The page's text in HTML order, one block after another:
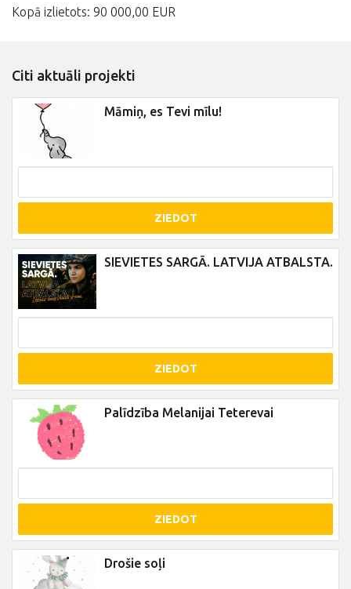
Kopā izlietots: 90 000,00 EUR
Citi aktuāli projekti
Māmiņ, es Tevi mīlu!
ZIEDOT
SIEVIETES SARGĀ. LATVIJA ATBALSTA.
ZIEDOT
Palīdzība Melanijai Teterevai
ZIEDOT
Drošie soļi